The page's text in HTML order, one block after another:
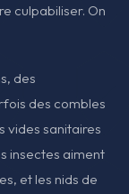
culpabiliser. On
des
des combles
vides sanitaires
insectes aiment
et les nids de